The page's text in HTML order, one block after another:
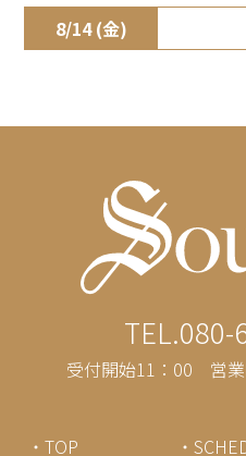
8/14 (金)
TEL.080-
受付開始11：00 営
・TOP ・